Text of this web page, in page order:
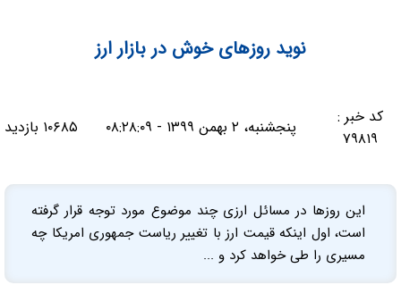
نوید روزهای خوش در بازار ارز
کد خبر :
۷۹۸۱۹
پنجشنبه، ۲ بهمن ۱۳۹۹ - ۰۸:۲۸:۰۹ ۱۰۶۸۵ بازدید
این روزها در مسائل ارزی چند موضوع مورد توجه قرار گرفته
است، اول اینکه قیمت ارز با تغییر ریاست جمهوری امریکا چه
مسیری را طی خواهد کرد و ...